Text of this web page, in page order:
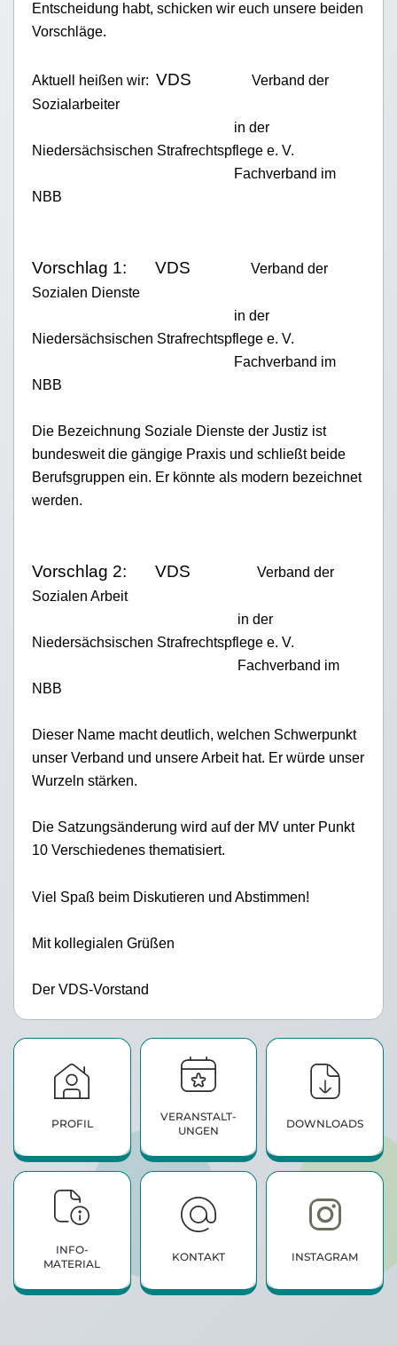
Entscheidung habt, schicken wir euch unsere beiden
Vorschläge.
Aktuell heißen wir: VDS Verband der
Sozialarbeiter
in der
Niedersächsischen Strafrechtspflege e. V.
Fachverband im
NBB
Vorschlag 1: VDS Verband der
Sozialen Dienste
in der
Niedersächsischen Strafrechtspflege e. V.
Fachverband im
NBB
Die Bezeichnung Soziale Dienste der Justiz ist
bundesweit die gängige Praxis und schließt beide
Berufsgruppen ein. Er könnte als modern bezeichnet
werden.
Vorschlag 2: VDS
Verband der
Sozialen Arbeit
in der
Niedersächsischen Strafrechtspflege e. V.
Fachverband im
NBB
Dieser Name macht deutlich, welchen Schwerpunkt
unser Verband und unsere Arbeit hat. Er würde unser
Wurzeln stärken.
Die Satzungsänderung wird auf der MV unter Punkt
10 Verschiedenes thematisiert.
Viel Spaß beim Diskutieren und Abstimmen!
Mit kollegialen Grüßen
Der VDS-Vorstand
PROFIL
VERANSTALT­
UNGEN
DOWNLOADS
INFO­
MATERIAL
KONTAKT INSTAGRAM